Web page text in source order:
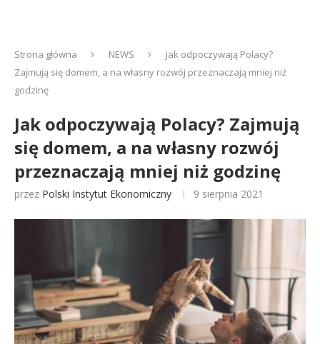
Strona główna NEWS
Jak odpoczywają Polacy?
Zajmują się domem, a na własny rozwój przeznaczają mniej niż
godzinę
Jak odpoczywają Polacy? Zajmują
się domem, a na własny rozwój
przeznaczają mniej niż godzinę
przez Polski Instytut Ekonomiczny 9 sierpnia 2021